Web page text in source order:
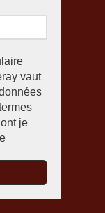
vaut
je